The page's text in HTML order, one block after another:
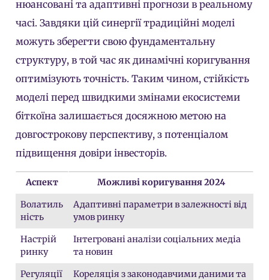
нюансовані та адаптивні прогнози в реальному
часі. Завдяки цій синергії традиційні моделі
можуть зберегти свою фундаментальну
структуру, в той час як динамічні коригування
оптимізують точність. Таким чином, стійкість
моделі перед швидкими змінами екосистеми
біткоїна залишається досяжною метою на
довгострокову перспективу, з потенціалом
підвищення довіри інвесторів.
Аспект Можливі коригування 2024
Волатиль
ність
Адаптивні параметри в залежності від
умов ринку
Настрій
ринку
Інтегровані аналізи соціальних медіа
та новин
Регуляції
Кореляція з законодавчими даними та